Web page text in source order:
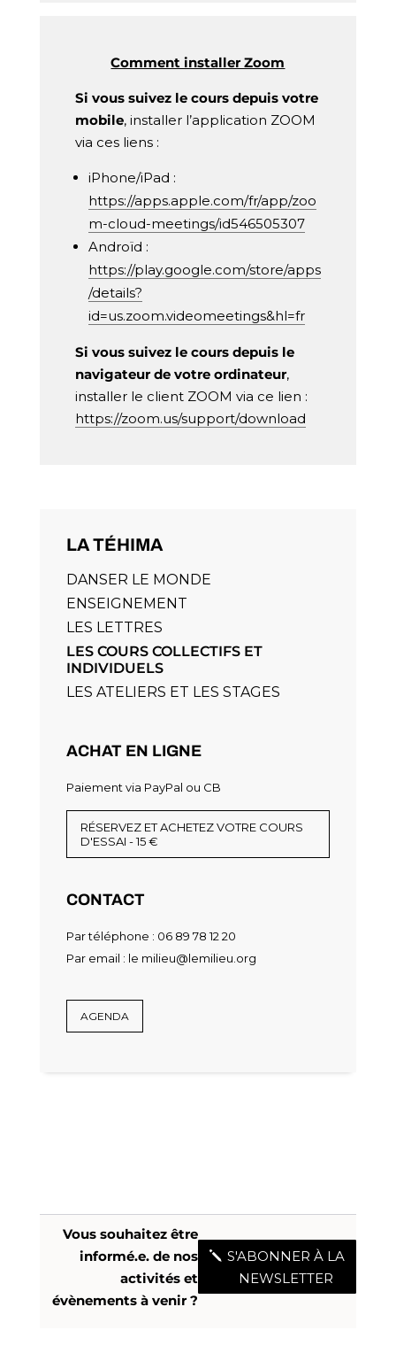
Comment installer Zoom
Si vous suivez le cours depuis votre
mobile, installer l’application ZOOM
via ces liens :
iPhone/iPad :
https://apps.apple.com/fr/app/zoo
m-cloud-meetings/id546505307
Androïd :
https://play.google.com/store/apps
/details?
id=us.zoom.videomeetings&hl=fr
Si vous suivez le cours depuis le
navigateur de votre ordinateur,
installer le client ZOOM via ce lien :
https://zoom.us/support/download
LA TÉHIMA
DANSER LE MONDE
ENSEIGNEMENT
LES LETTRES
LES COURS COLLECTIFS ET
INDIVIDUELS
LES ATELIERS ET LES STAGES
ACHAT EN LIGNE
Paiement via PayPal ou CB
RÉSERVEZ ET ACHETEZ VOTRE COURS
D'ESSAI - 15 €
CONTACT
Par téléphone : 06 89 78 12 20
Par email : le milieu@lemilieu.org
AGENDA
Vous souhaitez être
informé.e. de nos
activités et
évènements à venir ?
S'ABONNER À LA
NEWSLETTER